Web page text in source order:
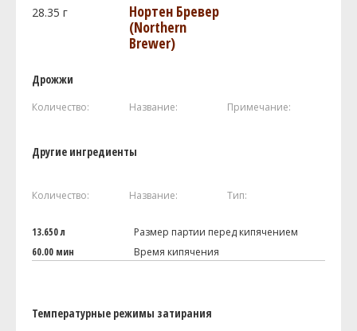
28.35 г
Нортен Бревер
(Northern
Brewer)
Дрожжи
Количество: Название: Примечание:
Другие ингредиенты
Количество: Название: Тип:
13.650 л
Размер партии перед кипячением
60.00 мин
Время кипячения
Температурные режимы затирания